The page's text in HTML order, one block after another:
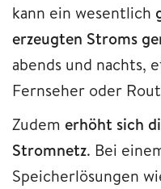
kann ein wesentlich
erzeugten Stroms
abends und nachts,
Fernseher oder
Zudem erhöht sich
Stromnetz. Bei
Speicherlösungen